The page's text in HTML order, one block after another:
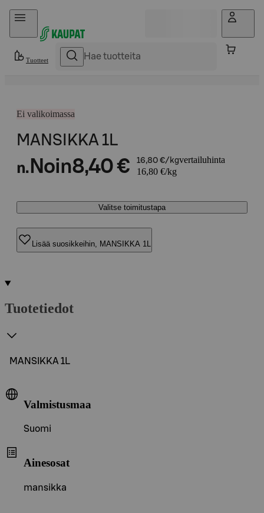
Hyppää sisältöön
Tuotteet
Ei valikoimassa
MANSIKKA 1L
n. Noin8,40 € 16,80 €/kgvertailuhinta
16,80 €/kg
Valitse toimitustapa
Lisää suosikkeihin, MANSIKKA 1L
Tuotetiedot
MANSIKKA 1L
Valmistusmaa
Suomi
Ainesosat
mansikka